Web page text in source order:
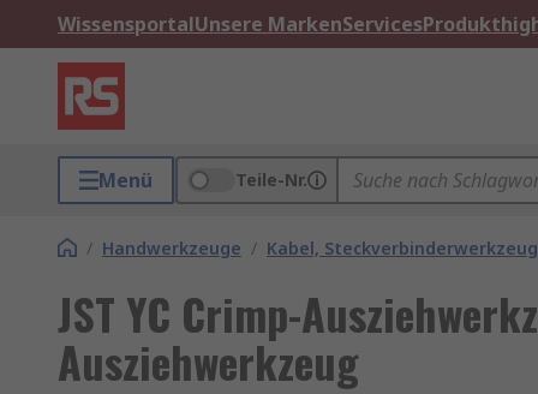
WissensportalUnsere MarkenServices
Menü Teile-Nr.
/ Handwerkzeuge / Kabel,
JST YC Crimp-
Ausziehwerkzeug